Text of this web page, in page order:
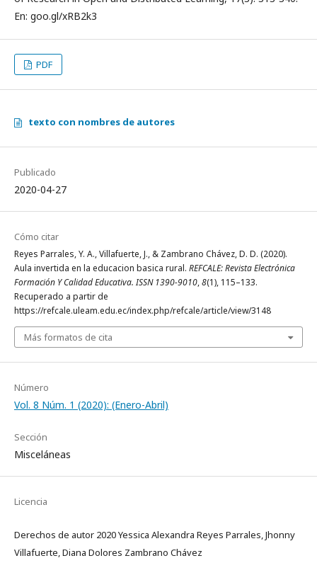
En: goo.gl/xRB2k3
PDF
texto con nombres de autores
Publicado
2020-04-27
Cómo citar
Reyes Parrales, Y. A., Villafuerte, J., & Zambrano Chávez, D. D. (2020).
Aula invertida en la educacion basica rural. REFCALE: Revista Electrónica
Formación Y Calidad Educativa. ISSN 1390-9010,8(1), 115–133.
Recuperado a partir de
https://refcale.uleam.edu.ec/index.php/refcale/article/view/3148
Más formatos de cita
Número
Vol. 8 Núm. 1 (2020): (Enero-Abril)
Sección
Misceláneas
Licencia
Derechos de autor 2020 Yessica Alexandra Reyes Parrales, Jhonny
Villafuerte, Diana Dolores Zambrano Chávez